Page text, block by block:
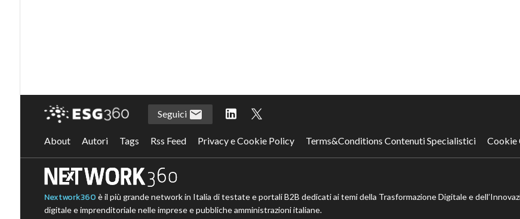
Seguici
About Autori Tags Rss Feed Privacy e Cookie Policy Terms&Conditions Contenuti Specialistici Cookie
Nextwork360 è il più grande network in Italia di testate e portali B2B dedicati ai temi della Trasformazione Digitale e
digitale e imprenditoriale nelle imprese e pubbliche amministrazioni italiane.